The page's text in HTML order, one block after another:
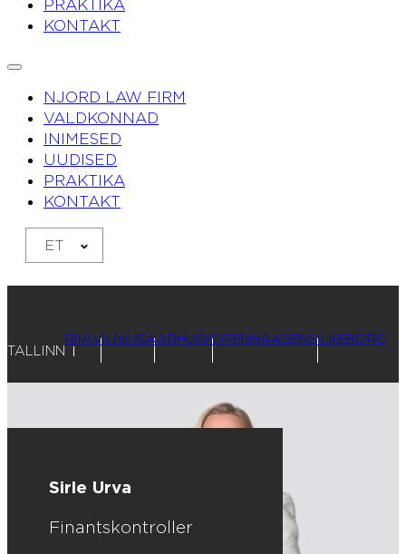
PRAKTIKA
KONTAKT
NJORD LAW FIRM
VALDKONNAD
INIMESED
UUDISED
PRAKTIKA
KONTAKT
ET
TALLINN
RIIAVILNIUSAARHUSKOPENHAAGENSILKEBORG
Sirle Urva
Finantskontroller